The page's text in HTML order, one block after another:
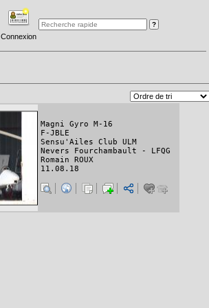
Connexion
Magni Gyro M-16
F-JBLE
Sensu'Ailes Club ULM
Nevers Fourchambault - LFQG
Romain ROUX
11.08.18